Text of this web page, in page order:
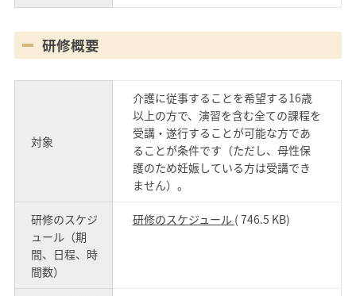
研修概要
対象
介護に従事することを希望する16歳
以上の方で、演習を含む全ての課程を
受講・遂行することが可能な方であ
ることが条件です（ただし、母性保
護のため妊娠している方は受講でき
ません）。
研修のスケジ
ュール（期
間、日程、時
間数）
研修のスケジュール ( 746.5 KB)